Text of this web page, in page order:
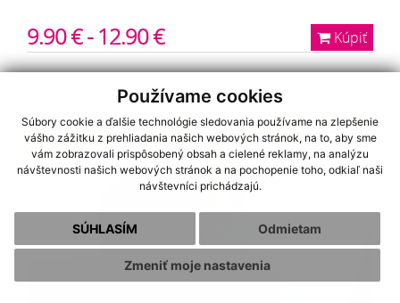
Používame cookies
Súbory cookie a ďalšie technológie sledovania používame na zlepšenie
vášho zážitku z prehliadania našich webových stránok, na to, aby sme
vám zobrazovali prispôsobený obsah a cielené reklamy, na analýzu
návštevnosti našich webových stránok a na pochopenie toho, odkiaľ naši
návštevníci prichádzajú.
SÚHLASÍM Odmietam
Zmeniť moje nastavenia
Kúpiť
9.90 € - 12.90 €
NA OBJEDNÁVKU